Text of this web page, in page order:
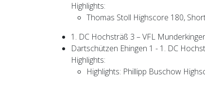
Highlights:
Thomas Stoll Highscore 180,
1. DC Hochsträß 3 – VFL
Dartschützen Ehingen 1 - 1. DC
Highlights:
Highlights: Phillipp Buschow